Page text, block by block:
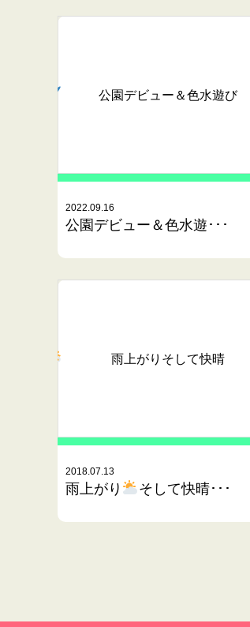
公園デビュー＆色水遊び
2022.09.16
公園デビュー＆色水遊･･･
雨上がり そして快晴
2018.07.13
雨上がり そして快晴･･･